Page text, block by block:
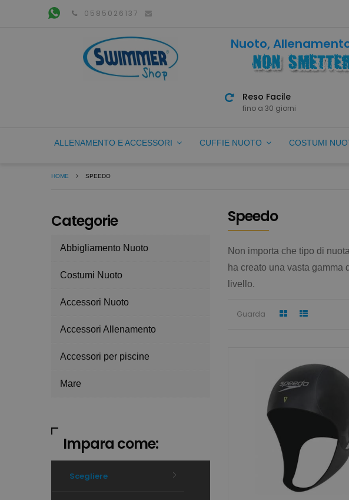
0585026137
Nuoto,
Reso Facile
fino a 30 giorni
ALLENAMENTO E ACCESSORI CUFFIE NUOTO COSTUMI
HOME SPEEDO
Categorie
Abbigliamento Nuoto
Costumi Nuoto
Accessori Nuoto
Accessori Allenamento
Accessori per piscine
Mare
Impara come:
Scegliere
Speedo
Non importa che tipo di
ha creato una vasta
livello.
Guarda